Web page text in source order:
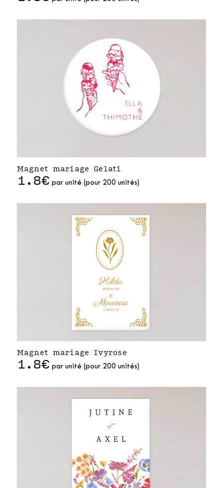
Magnet mariage Gelati
1.8€ par unité (pour 200 unités)
Magnet mariage Ivyrose
1.8€ par unité (pour 200 unités)